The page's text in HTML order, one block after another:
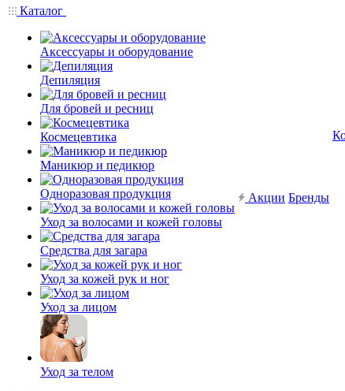
Каталог
Аксессуары и оборудование
Депиляция
Для бровей и ресниц
Космецевтика
Маникюр и педикюр
Одноразовая продукция
Уход за волосами и кожей головы
Средства для загара
Уход за кожей рук и ног
Уход за лицом
Уход за телом
Акции Бренды